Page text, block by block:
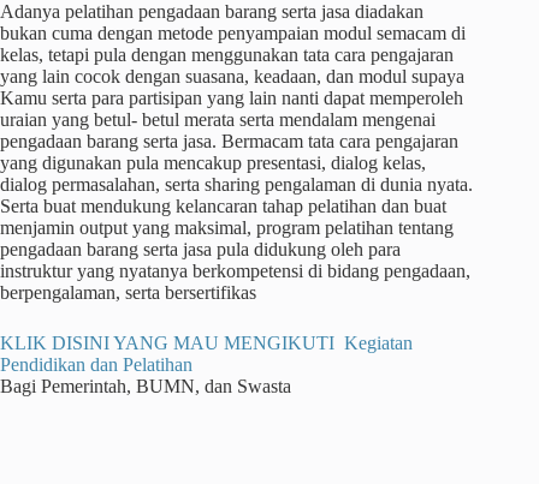
Adanya pelatihan pengadaan barang serta jasa diadakan
bukan cuma dengan metode penyampaian modul semacam di
kelas, tetapi pula dengan menggunakan tata cara pengajaran
yang lain cocok dengan suasana, keadaan, dan modul supaya
Kamu serta para partisipan yang lain nanti dapat memperoleh
uraian yang betul- betul merata serta mendalam mengenai
pengadaan barang serta jasa. Bermacam tata cara pengajaran
yang digunakan pula mencakup presentasi, dialog kelas,
dialog permasalahan, serta sharing pengalaman di dunia nyata.
Serta buat mendukung kelancaran tahap pelatihan dan buat
menjamin output yang maksimal, program pelatihan tentang
pengadaan barang serta jasa pula didukung oleh para
instruktur yang nyatanya berkompetensi di bidang pengadaan,
berpengalaman, serta bersertifikas
KLIK DISINI YANG MAU MENGIKUTI Kegiatan
Pendidikan dan Pelatihan
Bagi Pemerintah, BUMN, dan Swasta